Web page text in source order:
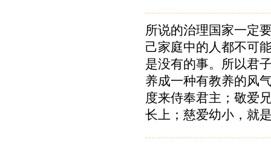
所说的治理国家一定
己家庭中的人都不可
是没有的事。所以君
养成一种有教养的风
度来侍奉君主；敬爱
长上；慈爱幼小，就